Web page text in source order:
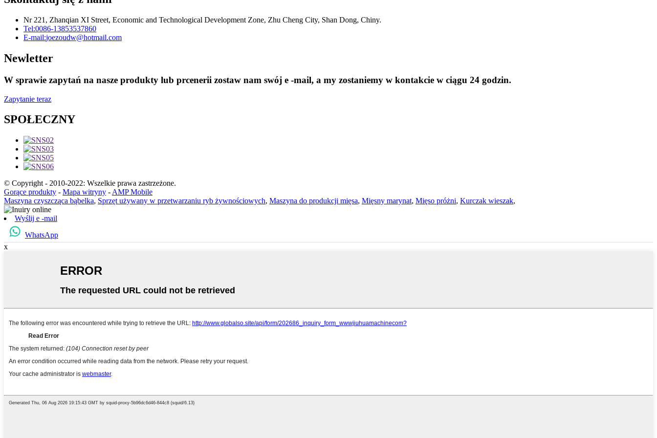
Nr 221, Zhanqian XI Street, Economic and Technological Development Zone, Zhu Cheng City, Shan Dong, Chiny.
Tel:0086-13853537860
E-mail:joezoudw@hotmail.com
Newletter
W sprawie zapytań na nasze produkty lub prcenerii zostaw nam swój e -mail, a my zostaniemy w kontakcie w ciągu 24 godzin.
Zapytanie teraz
SPOŁECZNY
© Copyright - 2010-2022: Wszelkie prawa zastrzeżone.
Gorące produkty - Mapa witryny - AMP Mobile
Maszyna czyszcząca bąbelka, Sprzęt używany w przetwarzaniu ryb żywnościowych, Maszyna do produkcji mięsa, Mięsny marynat, Mięso próżni, Kurczak wieszak,
Wyślij e -mail
WhatsApp
x